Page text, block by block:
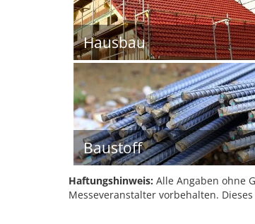
Hausbau
Baustoff
Haftungshinweis: Alle Angaben ohne
Messeveranstalter vorbehalten.